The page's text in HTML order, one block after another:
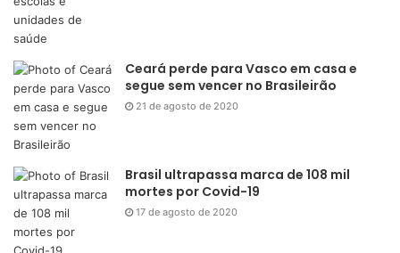
Ceará perde para Vasco em casa e
segue sem vencer no Brasileirão
21 de agosto de 2020
Brasil ultrapassa marca de 108 mil
mortes por Covid-19
17 de agosto de 2020